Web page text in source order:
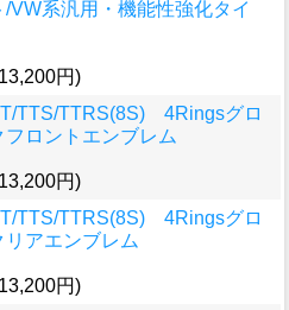
/VW系汎用・機能性強化タイ
円)
TTS/TTRS(8S) 4Ringsグロ
フロントエンブレム
円)
TTS/TTRS(8S) 4Ringsグロ
リアエンブレム
円)